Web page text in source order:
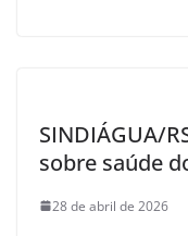
SINDIÁGUA/
sobre saúde
28 de abril de 2026